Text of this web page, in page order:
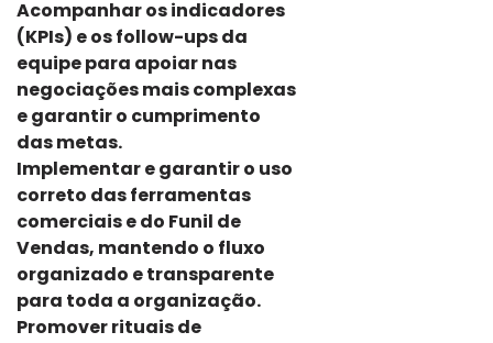
Acompanhar os indicadores
(KPIs) e os follow-ups da
equipe para apoiar nas
negociações mais complexas
e garantir o cumprimento
das metas.
Implementar e garantir o uso
correto das ferramentas
comerciais e do Funil de
Vendas, mantendo o fluxo
organizado e transparente
para toda a organização.
Promover rituais de